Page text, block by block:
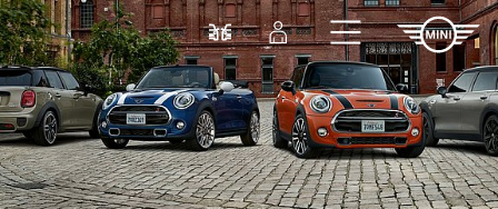
Μετάβαση στο κύριο περιεχόμενο
ΣύγκρισηΣύνδεση